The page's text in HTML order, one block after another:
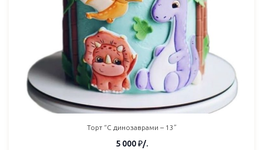
Торт “С динозаврами – 13”
5 000₽/.